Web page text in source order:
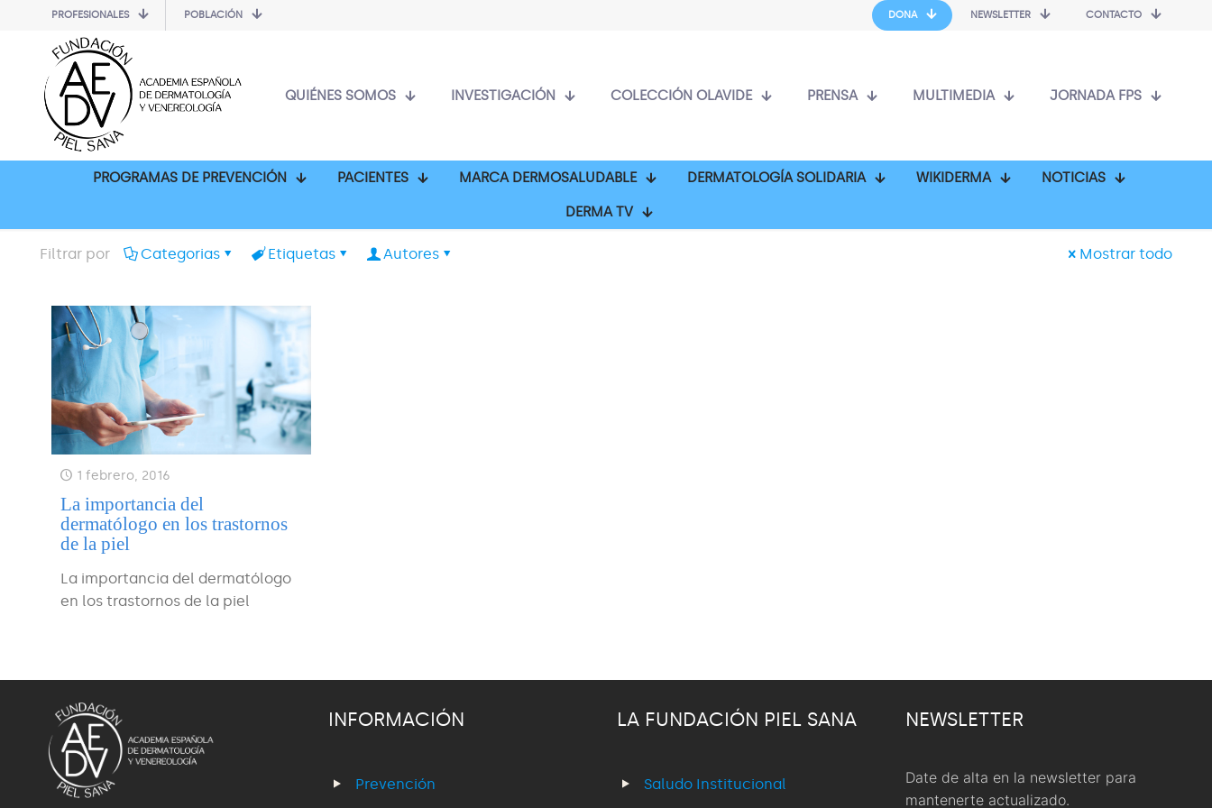
PROFESIONALES POBLACIÓN DONA NEWSLETTER CONTACTO
QUIÉNES SOMOS INVESTIGACIÓN COLECCIÓN OLAVIDE PRENSA MULTIMEDIA JORNADA FPS
PROGRAMAS DE PREVENCIÓN PACIENTES MARCA DERMOSALUDABLE DERMATOLOGÍA SOLIDARIA WIKIDERMA NOTICIAS
DERMA TV
Filtrar por Categorias Etiquetas Autores Mostrar todo
1 febrero, 2016
La importancia del
dermatólogo en los trastornos
de la piel
La importancia del dermatólogo
en los trastornos de la piel
INFORMACIÓN
Prevención
LA FUNDACIÓN PIEL SANA
Saludo Institucional
NEWSLETTER
Date de alta en la newsletter para
mantenerte actualizado.